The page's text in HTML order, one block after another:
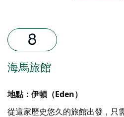
海馬旅館
地點：伊頓（Eden）
從這家歷史悠久的旅館出發，只